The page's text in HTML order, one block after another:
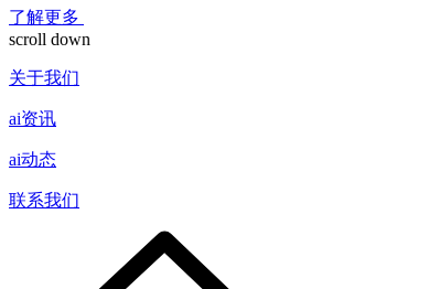
了解更多
scroll down
关于我们
ai资讯
ai动态
联系我们